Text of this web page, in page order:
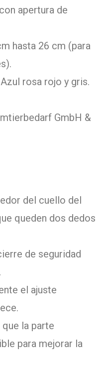
apertura de
hasta 26 cm (para
Azul rosa rojo y gris.
GmbH &
del cuello del
queden dos dedos
de seguridad
el ajuste
la parte
para mejorar la